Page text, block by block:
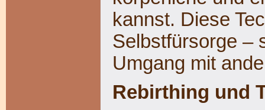
kannst. Diese
Selbstfürsorge –
Umgang mit
Rebirthing und